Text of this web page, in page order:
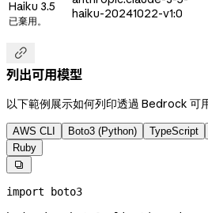
Haiku 3.5
已棄用。
haiku-20241022-v1:0

列出可用模型
以下範例展示如何列印透過 Bedrock 可
AWS CLI Boto3 (Python) TypeScript
Ruby

import boto3